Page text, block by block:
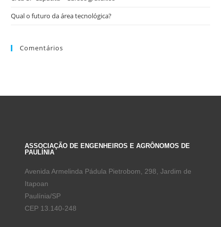
Qual o futuro da área tecnológica?
Comentários
ASSOCIAÇÃO DE ENGENHEIROS E AGRÔNOMOS DE
PAULÍNIA
Avenida Armelinda Pádula Pietrobom, 298, Jardim de
Itapoan
Paulínia/SP
CEP 13.140-248